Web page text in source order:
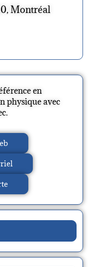
Montréal
en
physique avec